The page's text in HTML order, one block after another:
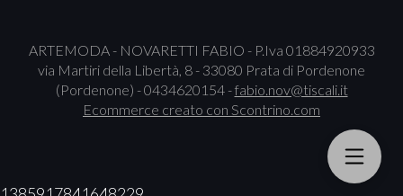
ARTEMODA - NOVARETTI FABIO - P.Iva 01884920933
via Martiri della Libertà, 8 - 33080 Prata di Pordenone
(Pordenone) - 0434620154 -fabio.nov@tiscali.it
Ecommerce creato con Scontrino.com